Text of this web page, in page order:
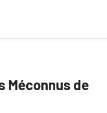
Méconnus de